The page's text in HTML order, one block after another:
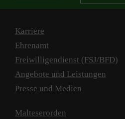
Karriere
Ehrenamt
Freiwilligendienst (FSJ/BFD)
Angebote und Leistungen
Presse und Medien
Malteserorden